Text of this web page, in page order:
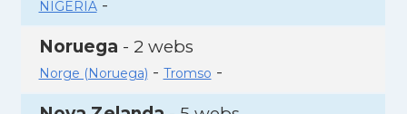
NIGERIA-
Noruega - 2 webs
Norge (Noruega) - Tromso -